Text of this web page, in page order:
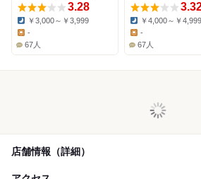
3.28
Dinner:
￥3,000～￥3,999
Lunch:
-
67人
Dinner:
￥4,000～￥4,999
Lunch:
-
67人
店舗情報（詳細）